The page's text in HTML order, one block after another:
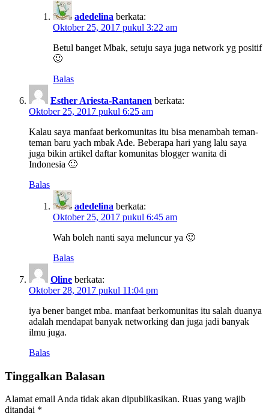
adedelina berkata:
Oktober 25, 2017 pukul 3:22 am
Betul banget Mbak, setuju saya juga network yg positif
🙂
Balas
Esther Ariesta-Rantanen berkata:
Oktober 25, 2017 pukul 6:25 am
Kalau saya manfaat berkomunitas itu bisa menambah teman-
teman baru yach mbak Ade. Beberapa hari yang lalu saya
juga bikin artikel daftar komunitas blogger wanita di
Indonesia 🙂
Balas
adedelina berkata:
Oktober 25, 2017 pukul 6:45 am
Wah boleh nanti saya meluncur ya 🙂
Balas
Oline berkata:
Oktober 28, 2017 pukul 11:04 pm
iya bener banget mba. manfaat berkomunitas itu salah duanya
adalah mendapat banyak networking dan juga jadi banyak
ilmu juga.
Balas
Tinggalkan Balasan
Alamat email Anda tidak akan dipublikasikan. Ruas yang wajib
ditandai *